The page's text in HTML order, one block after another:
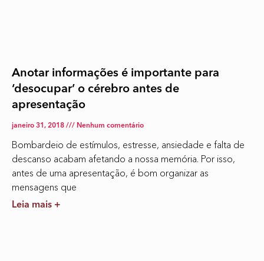
Anotar informações é importante para
‘desocupar’ o cérebro antes de
apresentação
janeiro 31, 2018 Nenhum comentário
Bombardeio de estímulos, estresse, ansiedade e falta de
descanso acabam afetando a nossa memória. Por isso,
antes de uma apresentação, é bom organizar as
mensagens que
Leia mais +